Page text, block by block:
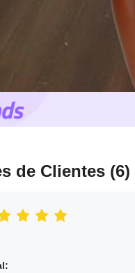
de Clientes (6)